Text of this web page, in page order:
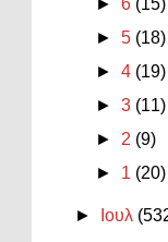
►5 (18)
►4 (19)
►3 (11)
► 2 (9)
► 1 (20)
► Ιουλ